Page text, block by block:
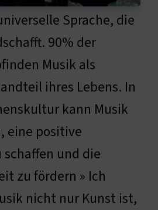
Sprache, die
90% der
Musik als
ihres Lebens. In
kann Musik
eine positive
und die
zu fördern » Ich
nicht nur Kunst ist,